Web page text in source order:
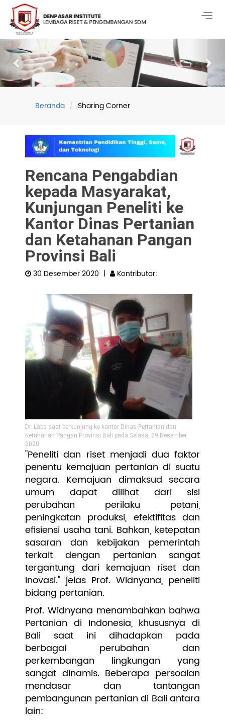
Pengembangan SDM
Previous
Beranda Sharing Corner
Rencana Pengabdian
kepada Masyarakat,
Kunjungan Peneliti ke
Kantor Dinas Pertanian
dan Ketahanan Pangan
Provinsi Bali
30 Desember 2020 | Kontributor:
Dr. Laba saat berkunjung ke kantor Dinas Pertanian dan
Ketahanan Pangan Provinsi Bali pada Selasa, 29 Desember
2020
"Peneliti dan riset menjadi dua faktor
penentu kemajuan pertanian di suatu
negara. Kemajuan dimaksud secara
umum dapat dilihat dari sisi
perubahan perilaku petani,
peningkatan produksi, efektifitas dan
efisiensi usaha tani. Bahkan, ketepatan
sasaran dan kebijakan pemerintah
terkait dengan pertanian sangat
tergantung dari kemajuan riset dan
inovasi." jelas Prof. Widnyana, peneliti
bidang pertanian.
Prof. Widnyana menambahkan bahwa
Pertanian di Indonesia, khususnya di
Bali saat ini dihadapkan pada
berbagai perubahan dan
perkembangan lingkungan yang
sangat dinamis. Beberapa persoalan
mendasar dan tantangan
pembangunan pertanian di Bali antara
lain: